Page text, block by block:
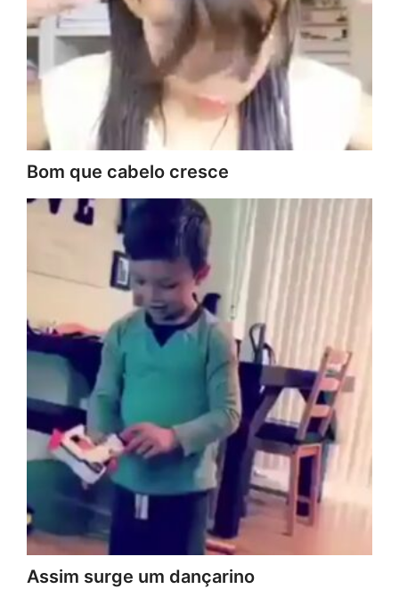
Bom que cabelo cresce
Assim surge um dançarino